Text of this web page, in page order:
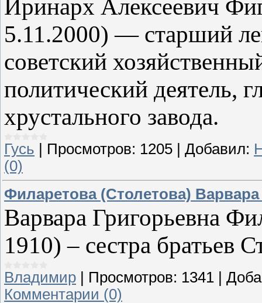
Иринарх Алексеевич
5.11.2000) — старший
советский
политический деятель,
хрустального завода.
Гусь Просмотров: 1205 Добавил:
(0)
Филаретова (Столетова)
Варвара Григорьевна
1910) – сестра братьев
Владимир Просмотров: 1341
Комментарии (0)